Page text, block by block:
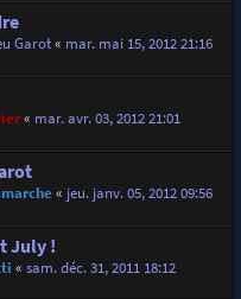
Garot« mar. mai 15, 2012 21:16
« mar. avr. 03, 2012 21:01
« jeu. janv. 05, 2012 09:56
July !
« sam. déc. 31, 2011 18:12